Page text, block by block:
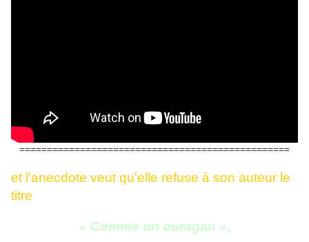
=================================================
et l'anecdote veut qu'elle refuse à son auteur le
titre
« Comme un ouragan »,